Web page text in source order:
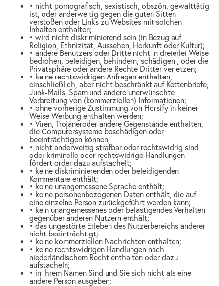
• nicht pornografisch, sexistisch, obszön, gewalttätig
ist, oder anderweitig gegen die guten Sitten
verstoßen oder Links zu Websites mit solchen
Inhalten enthalten;
• wird nicht diskriminierend sein (in Bezug auf
Religion, Ethnizität, Aussehen, Herkunft oder Kultur);
• andere Benutzers oder Dritte nicht in dreierlei Weise
bedrohen, beleidigen, behindern, schädigen , oder die
Privatsphäre oder andere Rechte Dritter verletzen;
• keine rechtswidrigen Anfragen enthalten,
einschließlich, aber nicht beschränkt auf Kettenbriefe,
Junk-Mails, Spam und andere unerwünschte
Verbreitung von (kommerziellen) Informationen;
• ohne vorherige Zustimmung von Horsify in keiner
Weise Werbung enthalten werden;
• Viren, Trojaneroder andere Gegenstände enthalten,
die Computersysteme beschädigen oder
beeinträchtigen können;
• nicht anderweitig strafbar oder rechtswidrig sind
oder kriminelle oder rechtswidrige Handlungen
fördert order dazu aufstachelt;
• keine diskriminierenden oder beleidigenden
Kommentare enthält;
• keine unangemessene Sprache enthält;
• keine personenbezogenen Daten enthält, die auf
eine einzelne Person zurückgeführt werden kann;
• kein unangemessenes oder belästigendes Verhalten
gegenüber anderen Nutzern enthält;
• das ungestörte Erleben des Nutzerbereichs anderer
nicht beeinträchtigt;
• keine kommerziellen Nachrichten enthalten;
• keine rechtswidrigen Handlungen nach
niederländischem Recht enthalten oder dazu
aufstacheln;
• in Ihrem Namen Sind und Sie sich nicht als eine
andere Person ausgeben;